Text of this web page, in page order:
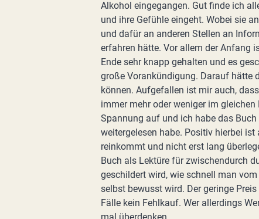
Alkohol eingegangen. Gut finde ich
und ihre Gefühle eingeht. Wobei sie
und dafür an anderen Stellen an
erfahren hätte. Vor allem der Anfang
Ende sehr knapp gehalten und es
große Vorankündigung. Darauf hätte
können. Aufgefallen ist mir auch,
immer mehr oder weniger im
Spannung auf und ich habe das
weitergelesen habe. Positiv hierbei
reinkommt und nicht erst lang
Buch als Lektüre für zwischendurch
geschildert wird, wie schnell man
selbst bewusst wird. Der geringe
Fälle kein Fehlkauf. Wer allerdings